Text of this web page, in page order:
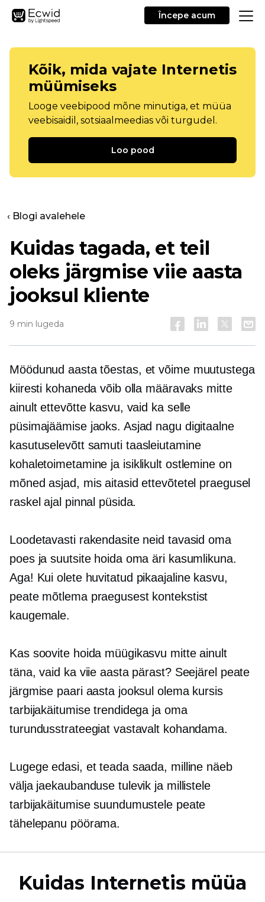
Începe acum
Kõik, mida vajate Internetis
müümiseks
Looge veebipood mõne minutiga, et müüa
veebisaidil, sotsiaalmeedias või turgudel.
Loo pood
‹ Blogi avalehele
Kuidas tagada, et teil
oleks järgmise viie aasta
jooksul kliente
9 min lugeda
Möödunud aasta tõestas, et võime muutustega
kiiresti kohaneda võib olla määravaks mitte
ainult ettevõtte kasvu, vaid ka selle
püsimajäämise jaoks. Asjad nagu digitaalne
kasutuselevõtt samuti taasleiutamine
kohaletoimetamine ja isiklikultostlemine on
mõned asjad, mis aitasid ettevõtetel praegusel
raskel ajal pinnal püsida.
Loodetavasti rakendasite neid tavasid oma
poes ja suutsite hoida oma äri kasumlikuna.
Aga! Kui olete huvitatud pikaajalinekasvu,
peate mõtlema praegusest kontekstist
kaugemale.
Kas soovite hoida müügikasvu mitte ainult
täna, vaid ka viie aasta pärast? Seejärel peate
järgmise paari aasta jooksul olema kursis
tarbijakäitumise trendidega ja oma
turundusstrateegiat vastavalt kohandama.
Lugege edasi, et teada saada, milline näeb
välja jaekaubanduse tulevik ja millistele
tarbijakäitumise suundumustele peate
tähelepanu pöörama.
Kuidas Internetis müüa